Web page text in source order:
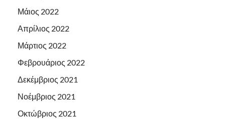
Μάιος 2022
Απρίλιος 2022
Μάρτιος 2022
Φεβρουάριος 2022
Δεκέμβριος 2021
Νοέμβριος 2021
Οκτώβριος 2021